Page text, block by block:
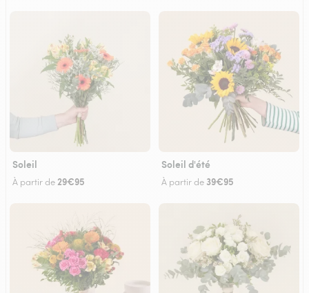
Soleil
À partir de29€95
Soleil d'été
À partir de 39€95